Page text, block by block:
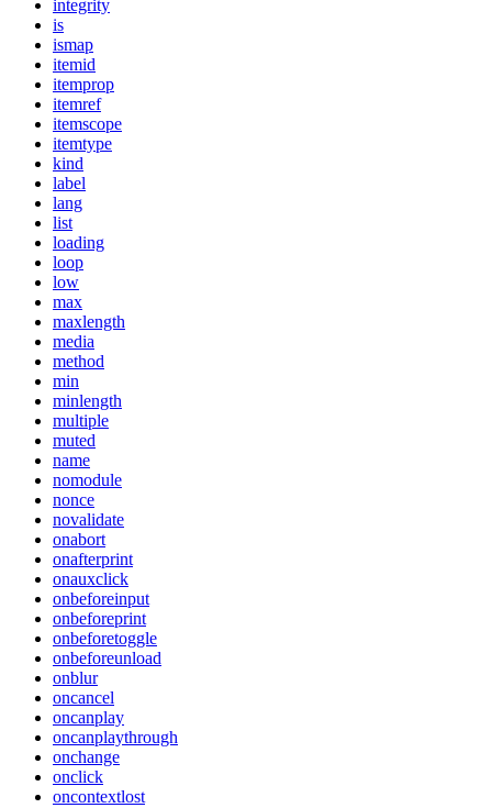
integrity
is
ismap
itemid
itemprop
itemref
itemscope
itemtype
kind
label
lang
list
loading
loop
low
max
maxlength
media
method
min
minlength
multiple
muted
name
nomodule
nonce
novalidate
onabort
onafterprint
onauxclick
onbeforeinput
onbeforeprint
onbeforetoggle
onbeforeunload
onblur
oncancel
oncanplay
oncanplaythrough
onchange
onclick
oncontextlost